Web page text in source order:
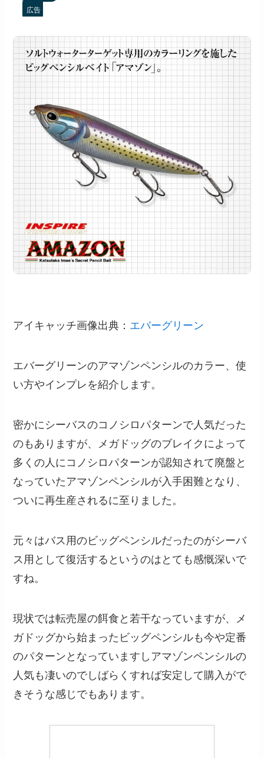
広告
アイキャッチ画像出典： エバーグリーン
エバーグリーンのアマゾンペンシルのカラー、使
い方やインプレを紹介します。
密かにシーバスのコノシロパターンで人気だった
のもありますが、メガドッグのブレイクによって
多くの人にコノシロパターンが認知されて廃盤と
なっていたアマゾンペンシルが入手困難となり、
ついに再生産されるに至りました。
元々はバス用のビッグペンシルだったのがシーバ
ス用として復活するというのはとても感慨深いで
すね。
現状では転売屋の餌食と若干なっていますが、メ
ガドッグから始まったビッグペンシルも今や定番
のパターンとなっていますしアマゾンペンシルの
人気も凄いのでしばらくすれば安定して購入がで
きそうな感じでもあります。